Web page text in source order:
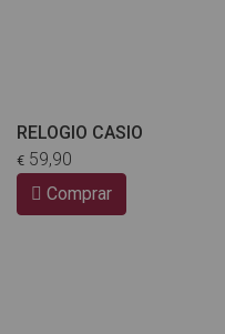
RELOGIO CASIO
€ 59,90
Comprar